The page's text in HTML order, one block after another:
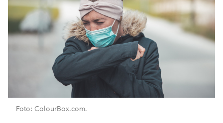
Foto: ColourBox.com.